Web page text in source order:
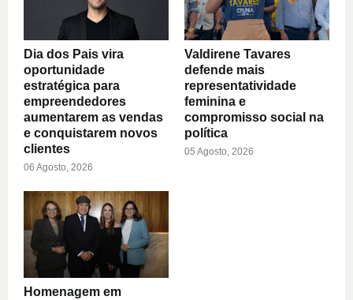
Dia dos Pais vira
oportunidade
estratégica para
empreendedores
aumentarem as vendas
e conquistarem novos
clientes
06 Agosto, 2026
Valdirene Tavares
defende mais
representatividade
feminina e
compromisso social na
política
05 Agosto, 2026
Homenagem em